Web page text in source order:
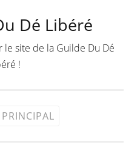
Dé Libéré
site de la Guilde Du Dé
!